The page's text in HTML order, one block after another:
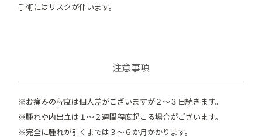
手術にはリスクが伴います。
注意事項
※お痛みの程度は個人差がございますが２～３日続きます。
※腫れや内出血は１～２週間程度起こる場合がございます。
※完全に腫れが引くまでは３～６か月かかります。